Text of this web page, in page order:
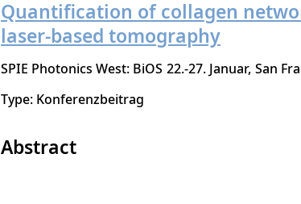
Quantification of collagen
laser-based tomography
SPIE Photonics West: BiOS 22.-27. Januar San
Type: Konferenzbeitrag
Abstract